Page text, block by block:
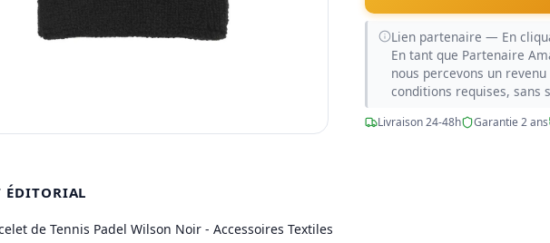
Lien partenaire — En
En tant que Partenaire
nous percevons un
conditions requises, sans
Livraison 24-48h Garantie 2 ans
ÉDITORIAL
de Tennis Padel Wilson Noir - Accessoires Textiles